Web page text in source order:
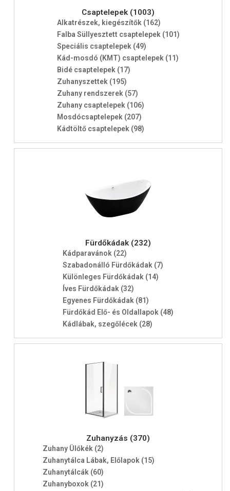
Csaptelepek (1003)
Alkatrészek, kiegészítők (162)
Falba Süllyesztett csaptelepek (101)
Speciális csaptelepek (49)
Kád-mosdó (KMT) csaptelepek (11)
Bidé csaptelepek (17)
Zuhanyszettek (195)
Zuhany rendszerek (57)
Zuhany csaptelepek (106)
Mosdócsaptelepek (207)
Kádtöltő csaptelepek (98)
Fürdőkádak (232)
Kádparavánok (22)
Szabadonálló Fürdőkádak (7)
Különleges Fürdőkádak (14)
Íves Fürdőkádak (32)
Egyenes Fürdőkádak (81)
Fürdőkád Elő- és Oldallapok (48)
Kádlábak, szegőlécek (28)
Zuhanyzás (370)
Zuhany Ülőkék (2)
Zuhanytálca Lábak, Előlapok (15)
Zuhanytálcák (60)
Zuhanyboxok (21)